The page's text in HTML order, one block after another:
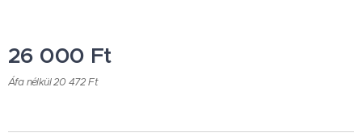
26 000 Ft
Áfa nélkül 20 472 Ft